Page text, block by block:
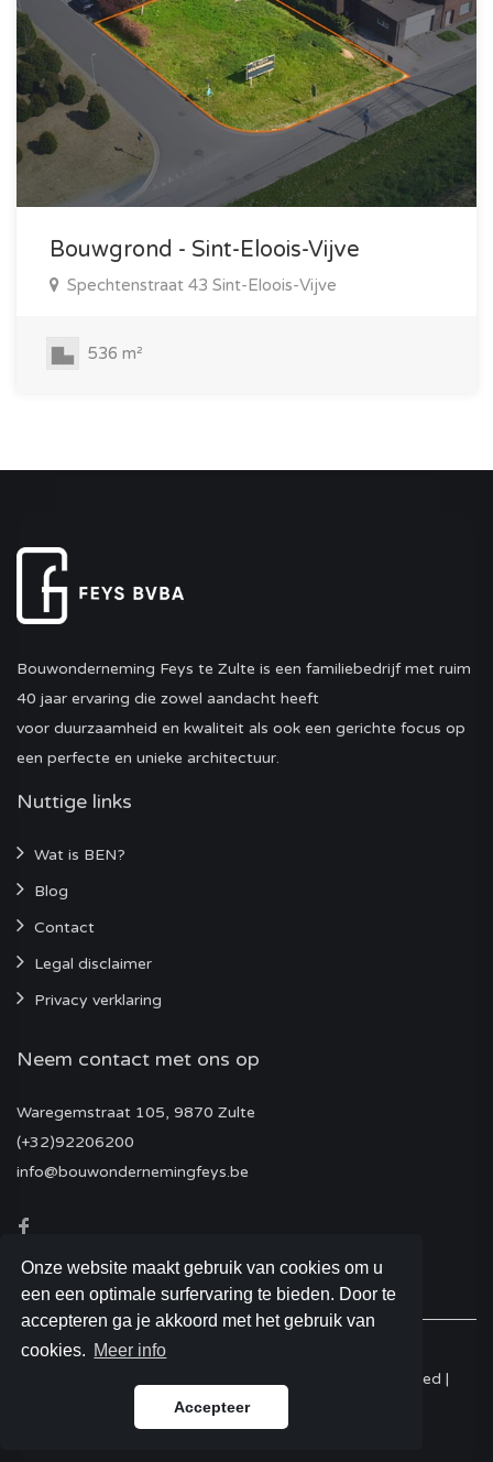
Onze website maakt gebruik van cookies om u
een een optimale surfervaring te bieden. Door te
accepteren ga je akkoord met het gebruik van
cookies. Meer info
Accepteer
Bouwgrond - Sint-Eloois-Vijve
Spechtenstraat 43 Sint-Eloois-Vijve
536 m²
Bouwonderneming Feys te Zulte is een familiebedrijf met ruim
40 jaar ervaring die zowel aandacht heeft
voor duurzaamheid en kwaliteit als ook een gerichte focus op
een perfecte en unieke architectuur.
Nuttige links
Wat is BEN?
Blog
Contact
Legal disclaimer
Privacy verklaring
Neem contact met ons op
Waregemstraat 105, 9870 Zulte
(+32)92206200
info@bouwondernemingfeys.be
© 2026 Bouwonderneming Feys - All Rights Reserved |
Website by